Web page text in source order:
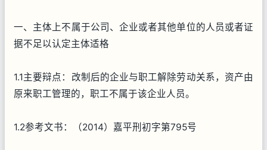
一、主体上不属于公司、企业或者其他单位的人员或者证
据不足以认定主体适格
1.1主要辩点：改制后的企业与职工解除劳动关系，资产由
原来职工管理的，职工不属于该企业人员。
1.2参考文书：（2014）嘉平刑初字第795号